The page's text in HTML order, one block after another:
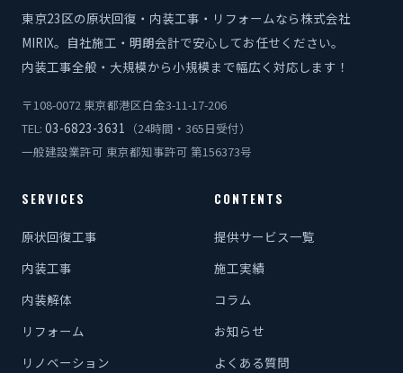
東京23区の原状回復・内装工事・リフォームなら株式会社
MIRIX。自社施工・明朗会計で安心してお任せください。
内装工事全般・大規模から小規模まで幅広く対応します！
〒108-0072 東京都港区白金3-11-17-206
TEL: 03-6823-3631
（24時間・365日受付）
一般建設業許可 東京都知事許可 第156373号
SERVICES
原状回復工事
内装工事
内装解体
リフォーム
リノベーション
CONTENTS
提供サービス一覧
施工実績
コラム
お知らせ
よくある質問